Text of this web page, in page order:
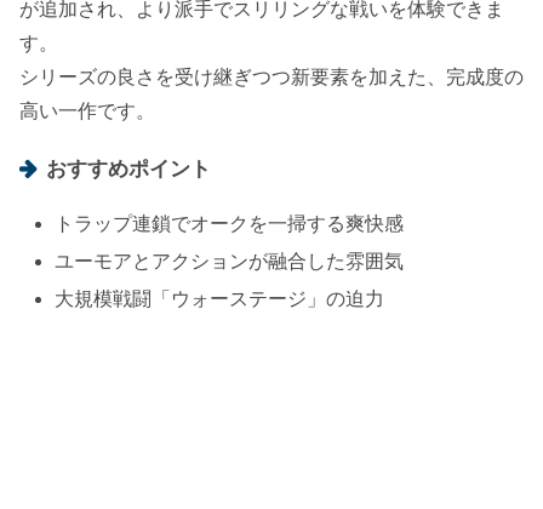
が追加され、より派手でスリリングな戦いを体験できま
す。
シリーズの良さを受け継ぎつつ新要素を加えた、完成度の
高い一作です。
おすすめポイント
トラップ連鎖でオークを一掃する爽快感
ユーモアとアクションが融合した雰囲気
大規模戦闘「ウォーステージ」の迫力